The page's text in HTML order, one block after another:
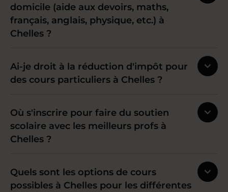
domicile (aide aux devoirs, maths,
français, anglais, physique, etc.) à
Chelles ?
Ai-je droit à la réduction d'impôt pour
des cours particuliers à Chelles ?
Où s'inscrire pour faire du soutien
scolaire avec les meilleurs profs à
Chelles ?
Quels sont les options de cours
possibles à Chelles pour les différentes